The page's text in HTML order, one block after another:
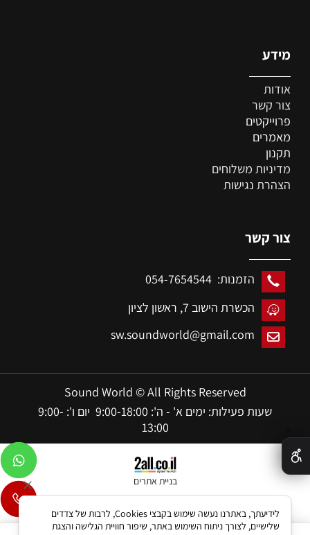
מידע
אודות
צור קשר
פרוייקטים
מאמרים
תקנון
מדיניות משלוחים
הצהרת נגישות
צור קשר
הזמנות: 054-7654544
הכשרת הישוב 7,
ראשון לציון
sw.soundworld@gmail.com
Sound World © All Rights Reserved
שעות פעילות: ימים א' - ה': 9:00-18:00 יום ו': 9:00-
13:00
בניית אתרים
לידיעתך, באתרנו נעשה שימוש בקבצי Cookies, לרבות של צדדים
שלישיים, לצורך ניתוח השימוש באתר, שיפור חוויית הגלישה והצגת